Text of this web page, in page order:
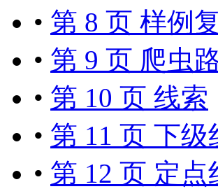
• 第 8 页 样例
• 第 9 页 爬虫
• 第 10 页 线索
• 第 11 页 下级
• 第 12 页 定点